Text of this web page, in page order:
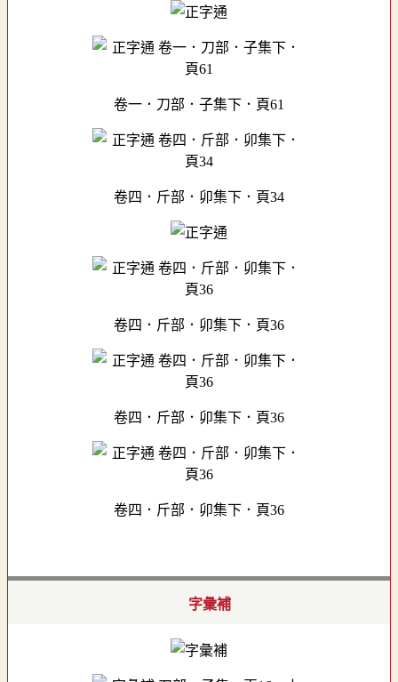
卷一．刀部．子集下．頁61
卷四．斤部．卯集下．頁34
卷四．斤部．卯集下．頁36
卷四．斤部．卯集下．頁36
卷四．斤部．卯集下．頁36
字彙補